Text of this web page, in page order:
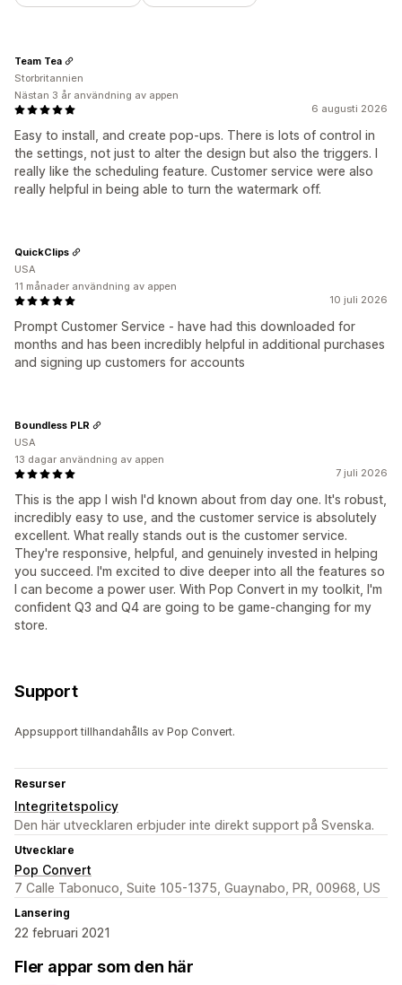
6 augusti 2026
Easy to install, and create pop-ups. There is lots of control in
the settings, not just to alter the design but also the triggers. I
really like the scheduling feature. Customer service were also
really helpful in being able to turn the watermark off.
Team Tea
Storbritannien
Nästan 3 år användning av appen
10 juli 2026
Prompt Customer Service - have had this downloaded for
months and has been incredibly helpful in additional purchases
and signing up customers for accounts
QuickClips
USA
11 månader användning av appen
7 juli 2026
This is the app I wish I'd known about from day one. It's robust,
incredibly easy to use, and the customer service is absolutely
excellent. What really stands out is the customer service.
They're responsive, helpful, and genuinely invested in helping
you succeed. I'm excited to dive deeper into all the features so
I can become a power user. With Pop Convert in my toolkit, I'm
confident Q3 and Q4 are going to be game-changing for my
store.
Boundless PLR
USA
13 dagar användning av appen
Support
Appsupport tillhandahålls av Pop Convert.
Resurser
Integritetspolicy
Den här utvecklaren erbjuder inte direkt support på Svenska.
Utvecklare
Pop Convert
7 Calle Tabonuco, Suite 105-1375, Guaynabo, PR, 00968, US
Lansering
22 februari 2021
Fler appar som den här